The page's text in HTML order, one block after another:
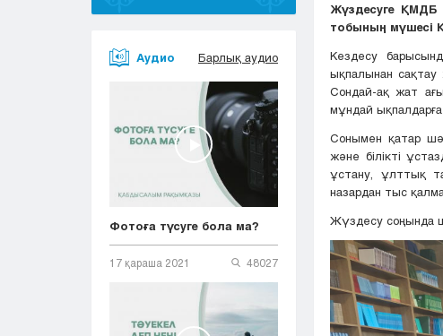
Аудио Барлық аудио
Фотоға түсуге бола ма?
17 қараша 2021 48027
Жүздесуге ҚМДБ
тобының мүшесі
Кездесу
ықпалынан сақтау
Сондай-ақ жат
мұндай
Сонымен қатар
және білікті
ұстану, ұлттық
назардан тыс
Жүздесу соңында